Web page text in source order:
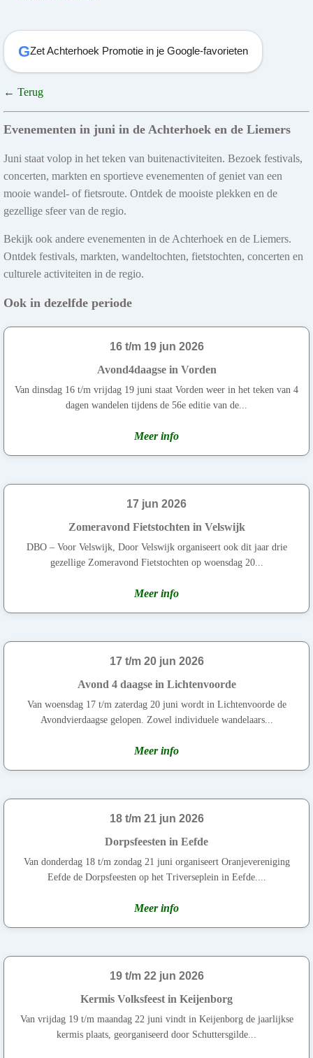
GZet Achterhoek Promotie in je Google-favorieten
← Terug
Evenementen in juni in de Achterhoek en de Liemers
Juni staat volop in het teken van buitenactiviteiten. Bezoek festivals,
concerten, markten en sportieve evenementen of geniet van een
mooie wandel- of fietsroute. Ontdek de mooiste plekken en de
gezellige sfeer van de regio.
Bekijk ook andere evenementen in de Achterhoek en de Liemers.
Ontdek festivals, markten, wandeltochten, fietstochten, concerten en
culturele activiteiten in de regio.
Ook in dezelfde periode
16 t/m 19 jun 2026
Avond4daagse in Vorden
Van dinsdag 16 t/m vrijdag 19 juni staat Vorden weer in het teken van 4
dagen wandelen tijdens de 56e editie van de...
Meer info
17 jun 2026
Zomeravond Fietstochten in Velswijk
DBO – Voor Velswijk, Door Velswijk organiseert ook dit jaar drie
gezellige Zomeravond Fietstochten op woensdag 20...
Meer info
17 t/m 20 jun 2026
Avond 4 daagse in Lichtenvoorde
Van woensdag 17 t/m zaterdag 20 juni wordt in Lichtenvoorde de
Avondvierdaagse gelopen. Zowel individuele wandelaars...
Meer info
18 t/m 21 jun 2026
Dorpsfeesten in Eefde
Van donderdag 18 t/m zondag 21 juni organiseert Oranjevereniging
Eefde de Dorpsfeesten op het Triverseplein in Eefde....
Meer info
19 t/m 22 jun 2026
Kermis Volksfeest in Keijenborg
Van vrijdag 19 t/m maandag 22 juni vindt in Keijenborg de jaarlijkse
kermis plaats, georganiseerd door Schuttersgilde...